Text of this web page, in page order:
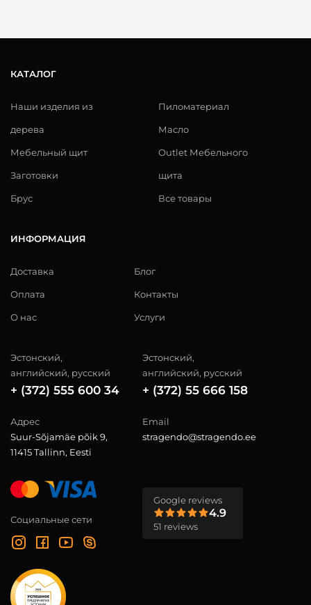
КАТАЛОГ
Наши изделия из
дерева
Мебельный щит
Заготовки
Брус
Пиломатериал
Масло
Outlet Мебельного
щита
Все товары
ИНФОРМАЦИЯ
Доставка
Оплата
О нас
Блог
Контакты
Услуги
Эстонский,
английский, русский
+ (372) 555 600 34
Эстонский,
английский, русский
+ (372) 55 666 158
Адрес
Suur-Sõjamäe põik 9,
11415 Tallinn, Eesti
Email
stragendo@stragendo.ee
Социальные сети
Google reviews
4.9
51 reviews